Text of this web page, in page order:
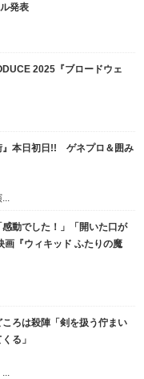
発表
2025『ブロードウェ
』本日初日!! ゲネプロ＆囲み
動でした！」「開いた口が
画『ウィキッド ふたりの魔
ろは殺陣「剣を扱う佇まい
る」